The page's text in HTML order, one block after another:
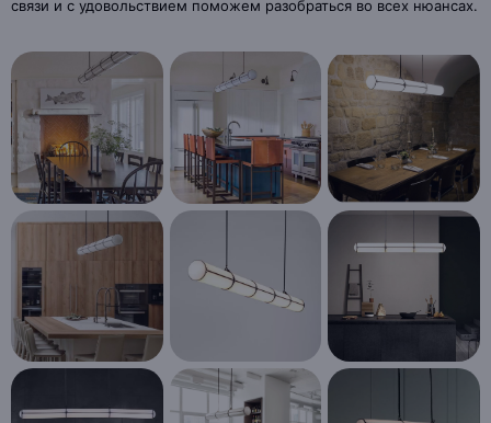
связи и с удовольствием поможем разобраться во всех нюансах.